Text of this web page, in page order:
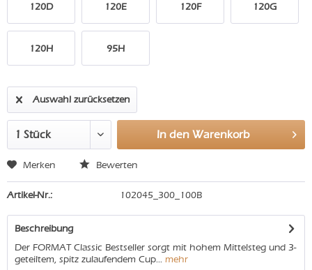
120D 120E 120F 120G
120H 95H
Auswahl zurücksetzen
In den Warenkorb
Merken Bewerten
Artikel-Nr.: 102045_300_100B
Beschreibung
Der FORMAT Classic Bestseller sorgt mit hohem Mittelsteg und 3-
geteiltem, spitz zulaufendem Cup... mehr